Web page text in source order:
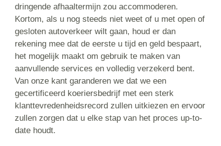
dringende afhaaltermijn zou accommoderen.
Kortom, als u nog steeds niet weet of u met open of
gesloten autoverkeer wilt gaan, houd er dan
rekening mee dat de eerste u tijd en geld bespaart,
het mogelijk maakt om gebruik te maken van
aanvullende services en volledig verzekerd bent.
Van onze kant garanderen we dat we een
gecertificeerd koeriersbedrijf met een sterk
klanttevredenheidsrecord zullen uitkiezen en ervoor
zullen zorgen dat u elke stap van het proces up-to-
date houdt.